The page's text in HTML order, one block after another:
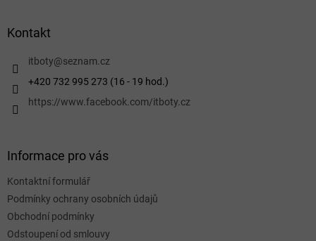
Kontakt
itboty@seznam.cz
+420 732 995 273 (16 - 19 hod.)
https://www.facebook.com/itboty.cz
Informace pro vás
Kontaktní formulář
Podmínky ochrany osobních údajů
Obchodní podmínky
Odstoupení od smlouvy